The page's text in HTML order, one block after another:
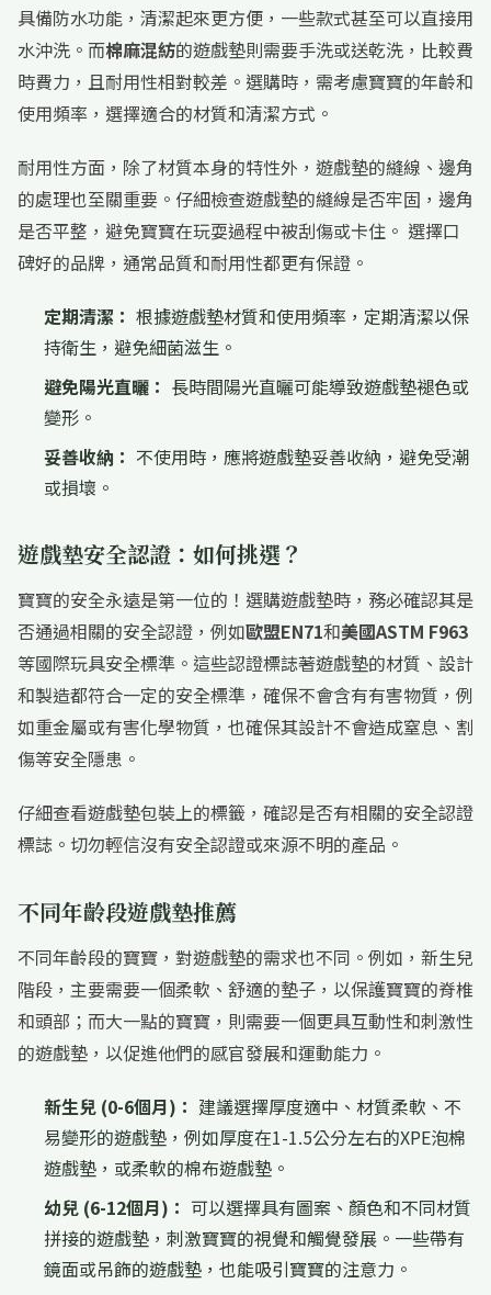
具備防水功能，清潔起來更方便，一些款式甚至可以直接用
水沖洗。而棉麻混紡的遊戲墊則需要手洗或送乾洗，比較費
時費力，且耐用性相對較差。選購時，需考慮寶寶的年齡和
使用頻率，選擇適合的材質和清潔方式。
耐用性方面，除了材質本身的特性外，遊戲墊的縫線、邊角
的處理也至關重要。仔細檢查遊戲墊的縫線是否牢固，邊角
是否平整，避免寶寶在玩耍過程中被刮傷或卡住。 選擇口
碑好的品牌，通常品質和耐用性都更有保證。
定期清潔： 根據遊戲墊材質和使用頻率，定期清潔以保
持衛生，避免細菌滋生。
避免陽光直曬： 長時間陽光直曬可能導致遊戲墊褪色或
變形。
妥善收納： 不使用時，應將遊戲墊妥善收納，避免受潮
或損壞。
遊戲墊安全認證：如何挑選？
寶寶的安全永遠是第一位的！選購遊戲墊時，務必確認其是
否通過相關的安全認證，例如歐盟EN71和美國ASTM F963
等國際玩具安全標準。這些認證標誌著遊戲墊的材質、設計
和製造都符合一定的安全標準，確保不會含有有害物質，例
如重金屬或有害化學物質，也確保其設計不會造成窒息、割
傷等安全隱患。
仔細查看遊戲墊包裝上的標籤，確認是否有相關的安全認證
標誌。切勿輕信沒有安全認證或來源不明的產品。
不同年齡段遊戲墊推薦
不同年齡段的寶寶，對遊戲墊的需求也不同。例如，新生兒
階段，主要需要一個柔軟、舒適的墊子，以保護寶寶的脊椎
和頭部；而大一點的寶寶，則需要一個更具互動性和刺激性
的遊戲墊，以促進他們的感官發展和運動能力。
新生兒 (0-6個月)： 建議選擇厚度適中、材質柔軟、不
易變形的遊戲墊，例如厚度在1-1.5公分左右的XPE泡棉
遊戲墊，或柔軟的棉布遊戲墊。
幼兒 (6-12個月)： 可以選擇具有圖案、顏色和不同材質
拼接的遊戲墊，刺激寶寶的視覺和觸覺發展。一些帶有
鏡面或吊飾的遊戲墊，也能吸引寶寶的注意力。